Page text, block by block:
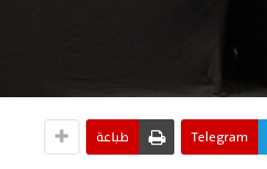
Telegram طباعة